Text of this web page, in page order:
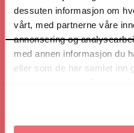
dessuten informasjon om
vårt, med partnerne våre
annonsering og
med annen informasjon du
eller som de har samlet inn
Veibeskrivelse
Ring